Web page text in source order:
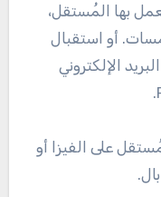
بها المُستقل،
أو استقبال
الإلكتروني
على الفيزا أو